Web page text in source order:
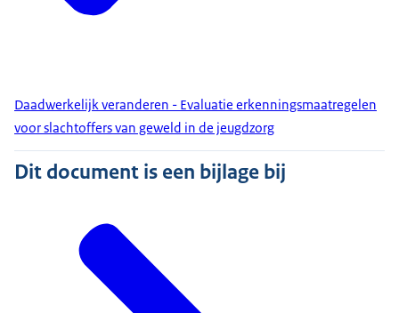
Daadwerkelijk veranderen - Evaluatie erkenningsmaatregelen
voor slachtoffers van geweld in de jeugdzorg
Dit document is een bijlage bij